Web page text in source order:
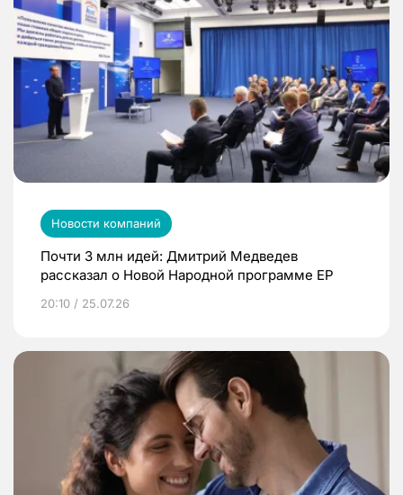
Новости компаний
Почти 3 млн идей: Дмитрий Медведев
рассказал о Новой Народной программе ЕР
20:10 / 25.07.26